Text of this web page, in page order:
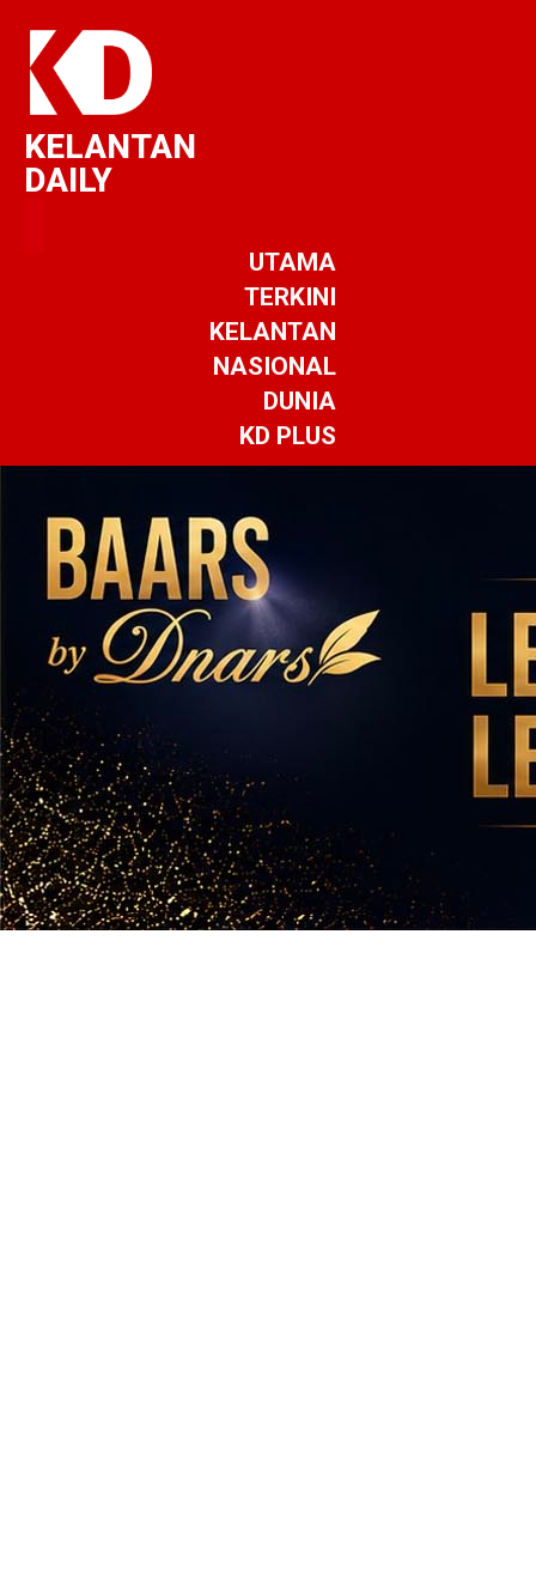
KELANTAN
DAILY
UTAMA
TERKINI
KELANTAN
NASIONAL
DUNIA
KD PLUS